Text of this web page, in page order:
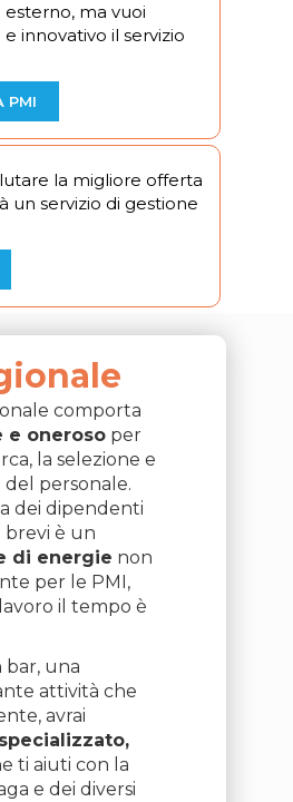
ma vuoi
innovativo il servizio
PMI
la migliore offerta
un servizio di gestione
comporta
e oneroso per
la selezione e
personale.
dei dipendenti
è un
di energie non
per le PMI,
il tempo è
bar, una
attività che
avrai
ti aiuti con la
e dei diversi